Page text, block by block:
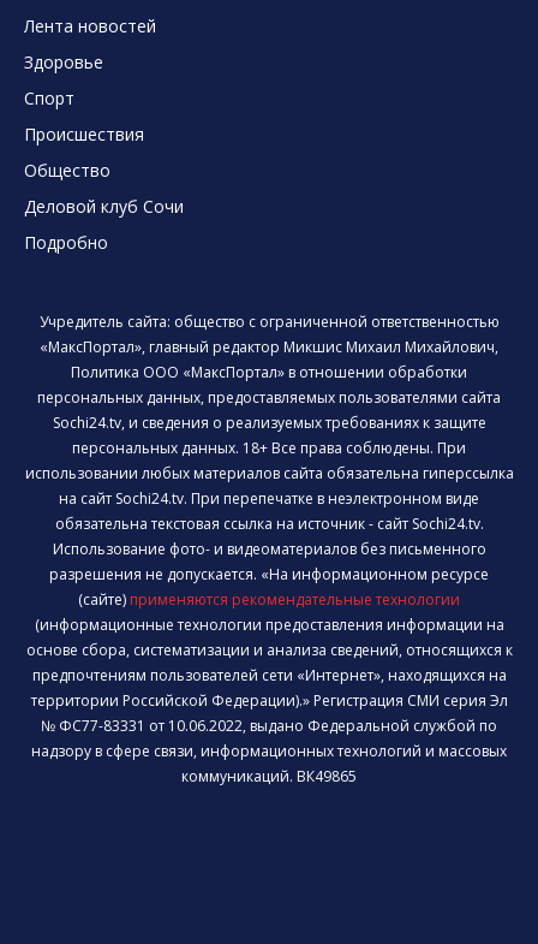
Лента новостей
Здоровье
Спорт
Происшествия
Общество
Деловой клуб Сочи
Подробно
Учредитель сайта: общество с ограниченной ответственностью
«МаксПортал», главный редактор Микшис Михаил Михайлович,
Политика ООО «МаксПортал» в отношении обработки
персональных данных, предоставляемых пользователями сайта
Sochi24.tv, и сведения о реализуемых требованиях к защите
персональных данных. 18+ Все права соблюдены. При
использовании любых материалов сайта обязательна гиперссылка
на сайт Sochi24.tv. При перепечатке в неэлектронном виде
обязательна текстовая ссылка на источник - сайт Sochi24.tv.
Использование фото- и видеоматериалов без письменного
разрешения не допускается. «На информационном ресурсе
(сайте) применяются рекомендательные технологии
(информационные технологии предоставления информации на
основе сбора, систематизации и анализа сведений, относящихся к
предпочтениям пользователей сети «Интернет», находящихся на
территории Российской Федерации).» Регистрация СМИ серия Эл
№ ФС77-83331 от 10.06.2022, выдано Федеральной службой по
надзору в сфере связи, информационных технологий и массовых
коммуникаций. ВК49865